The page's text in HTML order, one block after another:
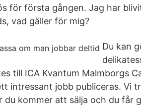
för första gången. Jag har
vad gäller för mig?
Du kan
till ICA Kvantum Malmborgs
intressant jobb publiceras. Vi
du kommer att sälja och du får